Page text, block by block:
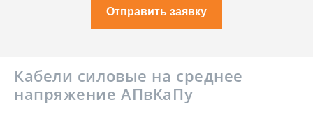
Отправить заявку
Кабели силовые на среднее
напряжение АПвКаПу